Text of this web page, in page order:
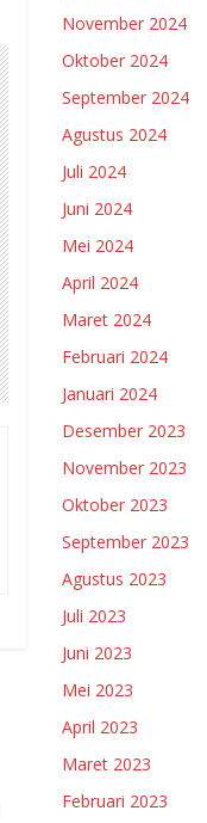
November 2024
Oktober 2024
September 2024
Agustus 2024
Juli 2024
Juni 2024
Mei 2024
April 2024
Maret 2024
Februari 2024
Januari 2024
Desember 2023
November 2023
Oktober 2023
September 2023
Agustus 2023
Juli 2023
Juni 2023
Mei 2023
April 2023
Maret 2023
Februari 2023